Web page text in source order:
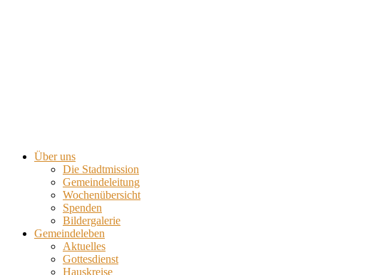
Über uns
Die Stadtmission
Gemeindeleitung
Wochenübersicht
Spenden
Bildergalerie
Gemeindeleben
Aktuelles
Gottesdienst
Hauskreise